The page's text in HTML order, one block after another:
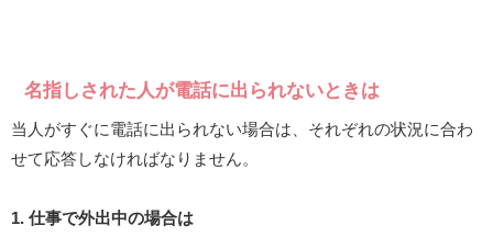
名指しされた人が電話に出られないときは
当人がすぐに電話に出られない場合は、それぞれの状況に合わ
せて応答しなければなりません。
1. 仕事で外出中の場合は